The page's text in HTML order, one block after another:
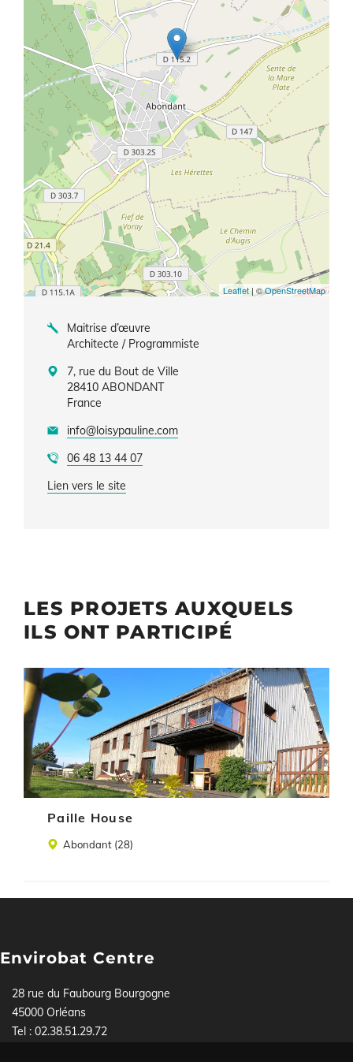
Leaflet| ©OpenStreetMap
Maitrise d’œuvre
Architecte / Programmiste
7, rue du Bout de Ville
28410 ABONDANT
France
info@loisypauline.com
06 48 13 44 07
Lien vers le site
LES PROJETS AUXQUELS
ILS ONT PARTICIPÉ
Illustration
Paille House
Abondant (28)
Envirobat Centre
28 rue du Faubourg Bourgogne
45000 Orléans
Tel : 02.38.51.29.72